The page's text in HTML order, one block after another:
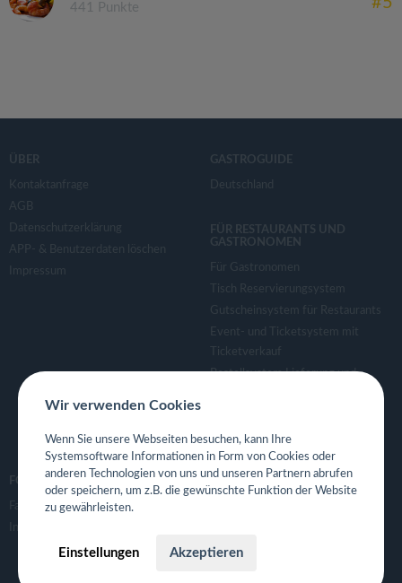
441 Punkte
ÜBER
Kontaktanfrage
AGB
Datenschutzerklärung
APP- & Benutzerdaten löschen
Impressum
GASTROGUIDE
Deutschland
FÜR RESTAURANTS UND
GASTRONOMEN
Für Gastronomen
Tisch Reservierungsystem
Gutscheinsystem für Restaurants
Event- und Ticketsystem mit
Ticketverkauf
Bestellsystem Lieferung und
Eigene App für Restaurant
FOLGE UNS
Facebook
Instagram
Wir verwenden Cookies
Wenn Sie unsere Webseiten besuchen, kann Ihre
Systemsoftware Informationen in Form von Cookies oder
anderen Technologien von uns und unseren Partnern abrufen
oder speichern, um z.B. die gewünschte Funktion der Website
zu gewährleisten.
Einstellungen Akzeptieren